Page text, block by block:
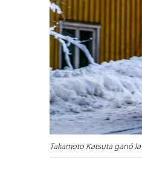
Takamoto Katsuta ganó